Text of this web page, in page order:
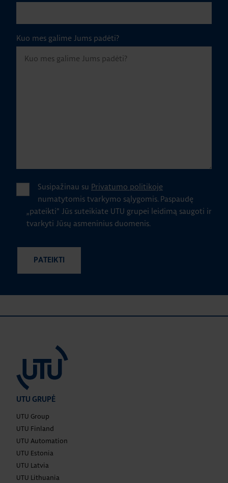
Kuo mes galime Jums padėti?
Susipažinau su Privatumo politikoje
numatytomis tvarkymo sąlygomis. Paspaudę
„pateikti" Jūs suteikiate UTU grupei leidimą saugoti ir
tvarkyti Jūsų asmeninius duomenis.
UTU GRUPĖ
UTU Group
UTU Finland
UTU Automation
UTU Estonia
UTU Latvia
UTU Lithuania